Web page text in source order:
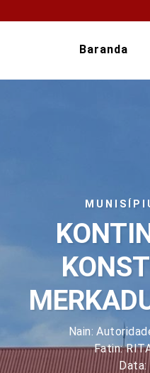
Baranda
Nain:
Fatin:
Data: